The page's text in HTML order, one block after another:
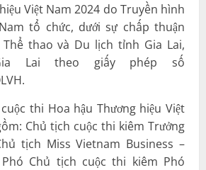
Việt Nam 2024 do Truyền hình
tổ chức, dưới sự chấp thuận
Thể thao và Du lịch tỉnh Gia Lai,
Lai theo giấy phép số
thi Hoa hậu Thương hiệu Việt
Chủ tịch cuộc thi kiêm Trưởng
tịch Miss Vietnam Business –
Chủ tịch cuộc thi kiêm Phó